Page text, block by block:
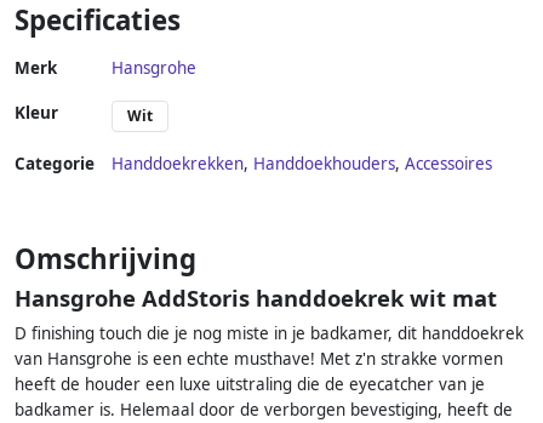
Specificaties
Merk Hansgrohe
Kleur Wit
Categorie Handdoekrekken, Handdoekhouders, Accessoires
Omschrijving
Hansgrohe AddStoris handdoekrek wit mat
D finishing touch die je nog miste in je badkamer, dit handdoekrek
van Hansgrohe is een echte musthave! Met z'n strakke vormen
heeft de houder een luxe uitstraling die de eyecatcher van je
badkamer is. Helemaal door de verborgen bevestiging, heeft de